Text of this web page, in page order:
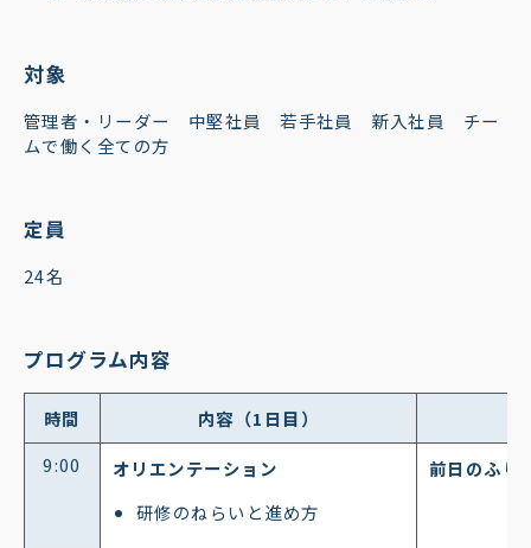
対象
管理者・リーダー 中堅社員 若手社員 新入社員 チー
ムで働く全ての方
定員
24名
プログラム内容
時間
内容（1日目）
9:00
オリエンテーション
研修のねらいと進め方
前日のふり